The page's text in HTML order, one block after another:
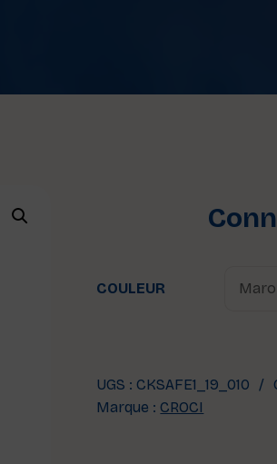
COULEUR
UGS : CKSAFE1_19_010
Marque : CROCI